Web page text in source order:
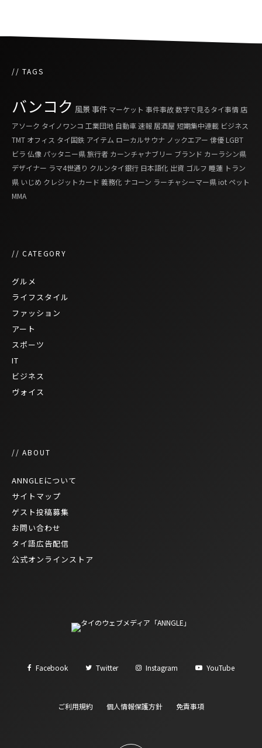
// TAGS
バンコク 風景事件 マーケット 事件事故数字で見るタイ事情 店
アソーク タイノワンコ 工業団地 自動車速報 居酒屋 短期集中連載 ビジネス
TMT オフィス タイ国鉄 アイテム ローカルサウナ ノックエアー 俳優 LGBT
ビラ 仏像 パッタニー県旅行者 カーンチャナブリー ブランド カーラシン県
デザイナー ラマ4世通り クルンタイ銀行 日本語化 出資 ゴルフ 睡蓮 トラン
県 いじめ クレジットカード 義務化 ナコーン ラーチャシーマー県 iot ペット
MMA
// CATEGORY
グルメ
ライフスタイル
ファッション
アート
スポーツ
IT
ビジネス
ヴォイス
// ABOUT
ANNGLEについて
サイトマップ
ゲスト投稿募集
お問い合わせ
タイ語広告配信
公式オンラインストア
Facebook Twitter Instagram YouTube
ご利用規約 個人情報保護方針 免責事項